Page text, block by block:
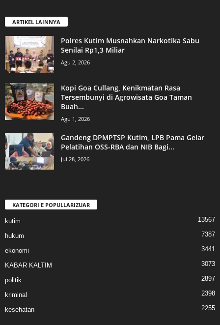
ARTIKEL LAINNYA
Polres Kutim Musnahkan Narkotika Sabu
Senilai Rp1,3 Miliar
Agu 2, 2026
Kopi Goa Cullang, Kenikmatan Rasa
Tersembunyi di Agrowisata Goa Taman
Buah...
Agu 1, 2026
Gandeng DPMPTSP Kutim, LPB Pama Gelar
Pelatihan OSS-RBA dan NIB Bagi...
Jul 28, 2026
KATEGORI E POPULLARIZUAR
kutim 13567
hukum 7387
ekonomi 3441
KABAR KALTIM 3073
politik 2897
kriminal 2398
kesehatan 2255